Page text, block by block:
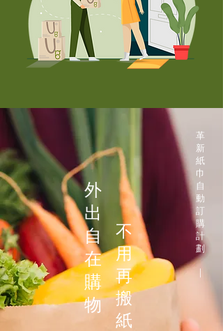
外
出
自
在
購
物
不
用
再
搬
紙
革
新
紙
巾
自
動
訂
購
計
劃
｜